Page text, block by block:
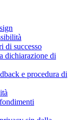
di successo
dichiarazione di
e procedura di